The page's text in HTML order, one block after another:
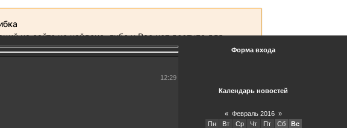
12:29
Форма входа
Календарь новостей
« Февраль 2016 »
Пн
Вт Ср Чт Пт Сб
Вс